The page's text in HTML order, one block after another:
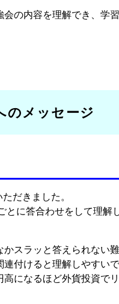
の内容を理解でき、学
のメッセージ
だきました。
に答合わせをして理解
スラッと答えられない難
付けると理解しやすい
になるほど外貨投資で